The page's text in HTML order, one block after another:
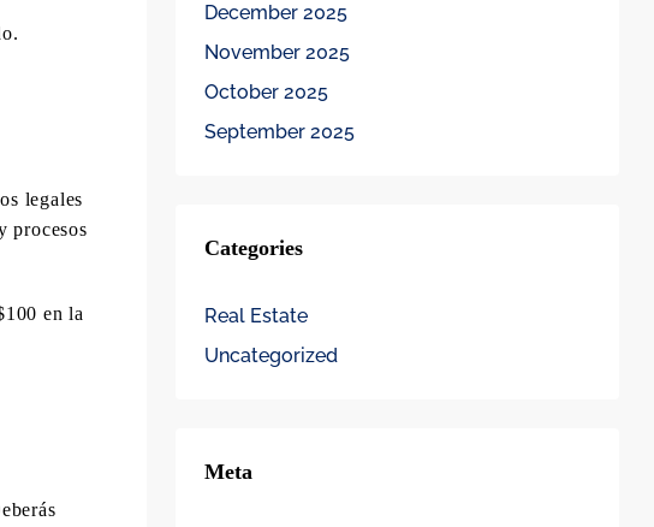
legales
procesos
en la
December 2025
November 2025
October 2025
September 2025
Categories
Real Estate
Uncategorized
Meta